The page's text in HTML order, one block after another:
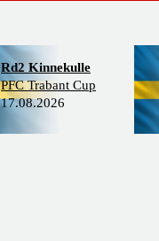
Rd2 Kinnekulle
PFC Trabant Cup
17.08.2026